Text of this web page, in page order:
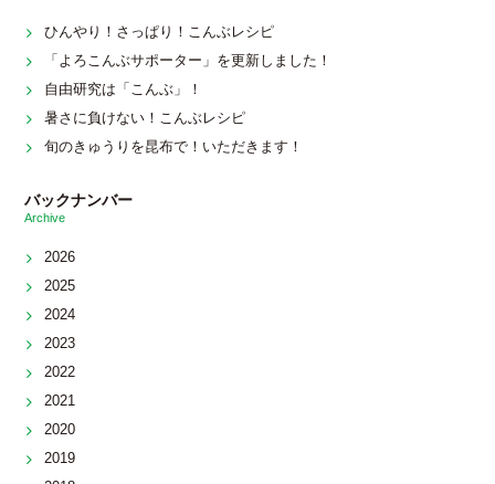
ひんやり！さっぱり！こんぶレシピ
「よろこんぶサポーター」を更新しました！
自由研究は「こんぶ」！
暑さに負けない！こんぶレシピ
旬のきゅうりを昆布で！いただきます！
バックナンバー
Archive
2026
2025
2024
2023
2022
2021
2020
2019